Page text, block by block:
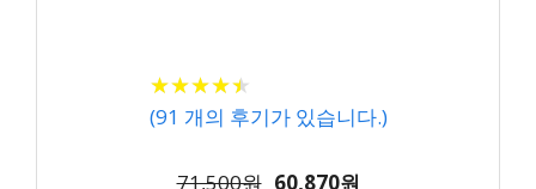
★★★★★
★★★★★
(91 개의 후기가 있습니다.)
71,500원 60,870원